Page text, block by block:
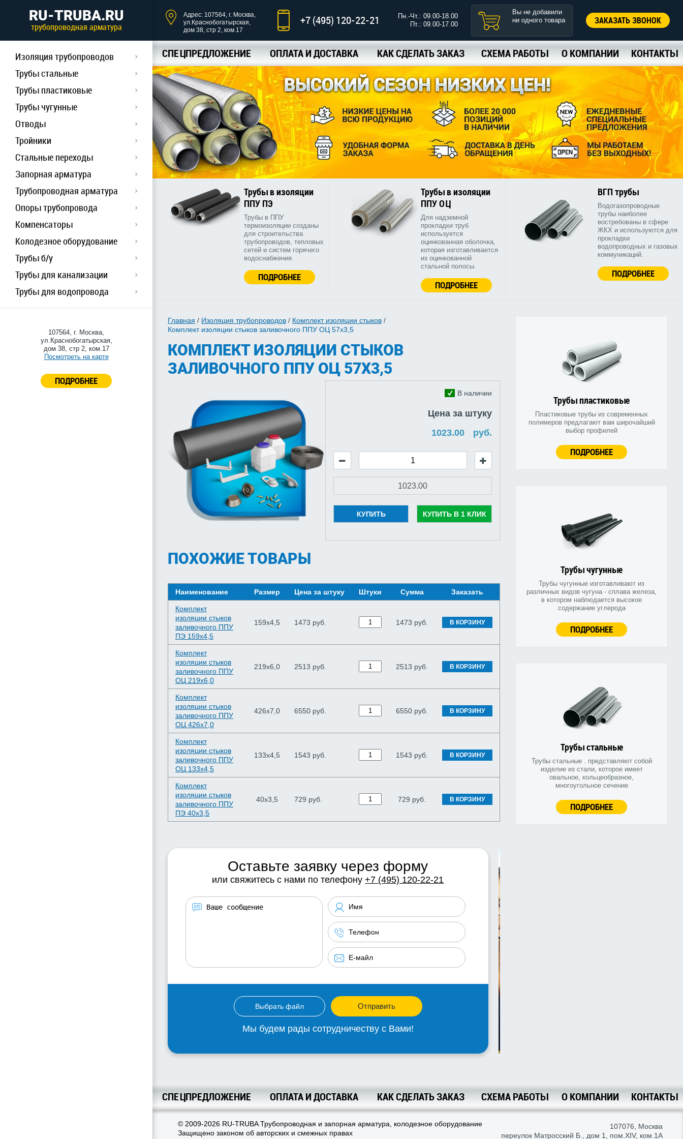
RU-TRUBA.RU
трубопроводная арматура
Изоляция трубопроводов
Трубы стальные
Трубы пластиковые
Трубы чугунные
Отводы
Тройники
Стальные переходы
Запорная арматура
Трубопроводная арматура
Опоры трубопровода
Компенсаторы
Колодезное оборудование
Трубы б/у
Трубы для канализации
Трубы для водопровода
107564, г. Москва,
ул.Краснобогатырская,
дом 38, стр 2, ком.17
Посмотреть на карте
ПОДРОБНЕЕ
Адрес: 107564, г. Москва,
ул.Краснобогатырская,
дом 38, стр 2, ком.17
+7 (495) 120-22-21
Пн.-Чт.: 09.00-18.00
Пт.: 09.00-17.00
Вы не добавили
ни одного товара
ЗАКАЗАТЬ ЗВОНОК
СПЕЦПРЕДЛОЖЕНИЕ ОПЛАТА И ДОСТАВКА КАК СДЕЛАТЬ ЗАКАЗ СХЕМА РАБОТЫ О КОМПАНИИ КОНТАКТЫ
Трубы в изоляции
ППУ ПЭ
Трубы в ППУ
термоизоляции созданы
для строительства
трубопроводов, тепловых
сетей и систем горячего
водоснабжения.
ПОДРОБНЕЕ
Трубы в изоляции
ППУ ОЦ
Для надземной
прокладки труб
используется
оцинкованная оболочка,
которая изготавливается
из оцинкованной
стальной полосы.
ПОДРОБНЕЕ
ВГП трубы
Водогазопроводные
трубы наиболее
востребованы в сфере
ЖКХ и используются для
прокладки
водопроводных и газовых
коммуникаций.
ПОДРОБНЕЕ
Трубы пластиковые
Пластиковые трубы из современных
полимеров предлагают вам широчайший
выбор профилей
ПОДРОБНЕЕ
Трубы чугунные
Трубы чугунные изготавливают из
различных видов чугуна - сплава железа,
в котором наблюдается высокое
содержание углерода
ПОДРОБНЕЕ
Трубы стальные
Трубы стальные . представляют собой
изделие из стали, которое имеет
овальное, кольцеобразное,
многоугольное сечение
ПОДРОБНЕЕ
Главная / Изоляция трубопроводов / Комплект изоляции стыков /
Комплект изоляции стыков заливочного ППУ ОЦ 57х3,5
КОМПЛЕКТ ИЗОЛЯЦИИ СТЫКОВ
ЗАЛИВОЧНОГО ППУ ОЦ 57Х3,5
В наличии
Цена за штуку
руб.
КУПИТЬ КУПИТЬ В 1 КЛИК
ПОХОЖИЕ ТОВАРЫ
Наименование Размер Цена за штуку Штуки Сумма Заказать
Комплект
изоляции стыков
заливочного ППУ
ПЭ 159х4,5
159х4,5 1473 руб. 1473 руб. В КОРЗИНУ
Комплект
изоляции стыков
заливочного ППУ
ОЦ 219х6,0
219х6,0 2513 руб. 2513 руб. В КОРЗИНУ
Комплект
изоляции стыков
заливочного ППУ
ОЦ 426х7,0
426х7,0 6550 руб. 6550 руб. В КОРЗИНУ
Комплект
изоляции стыков
заливочного ППУ
ОЦ 133х4,5
133х4,5 1543 руб. 1543 руб. В КОРЗИНУ
Комплект
изоляции стыков
заливочного ППУ
ПЭ 40х3,5
40х3,5 729 руб. 729 руб. В КОРЗИНУ
Оставьте заявку через форму
или свяжитесь с нами по телефону+7 (495) 120-22-21
Выбрать файл Отправить
Мы будем рады сотрудничеству с Вами!
СПЕЦПРЕДЛОЖЕНИЕ ОПЛАТА И ДОСТАВКА КАК СДЕЛАТЬ ЗАКАЗ СХЕМА РАБОТЫ О КОМПАНИИ КОНТАКТЫ
© 2009-2026 RU-TRUBA Трубопроводная и запорная арматура, колодезное оборудование
Защищено законом об авторских и смежных правах
107076
Москва
переулок Матросский Б., дом 1, пом.XIV, ком.1А